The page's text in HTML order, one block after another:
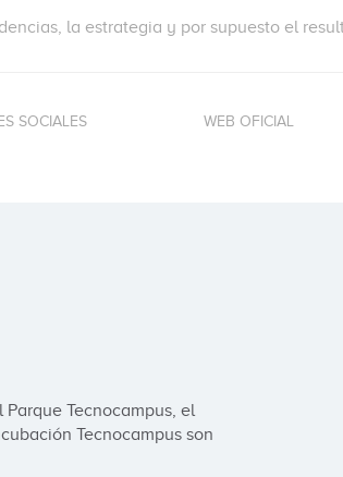
la estrategia y por supuesto el
SOCIALES WEB OFICIAL
Tecnocampus, el
Tecnocampus son